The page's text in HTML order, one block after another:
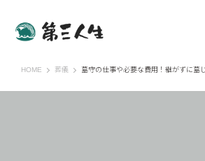
HOME 第三人生 〜寄り道の歩き方〜
葬儀 墓守の仕事や必要な費用！継がずに墓